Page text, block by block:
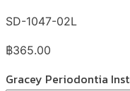
SD-1047-02L
฿365.00
Gracey Periodontia